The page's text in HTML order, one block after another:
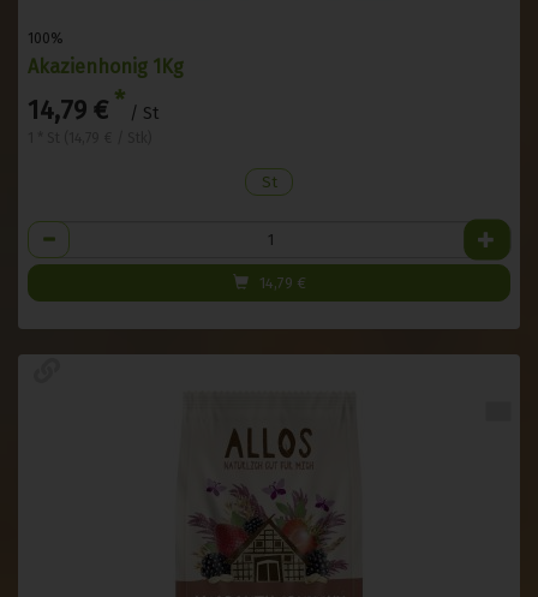
100%
Akazienhonig 1Kg
14,79 € * / St
St
Anzahl
14,79 €